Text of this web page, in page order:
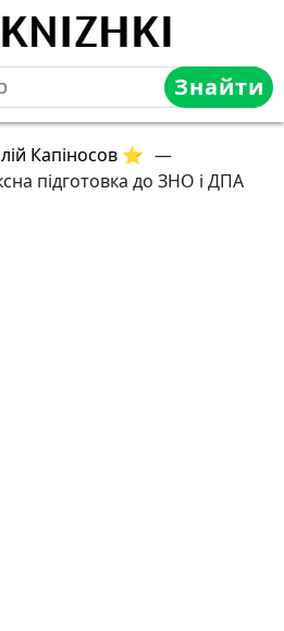
Знайти
Капіносов ⭐ —
підготовка до ЗНО і ДПА